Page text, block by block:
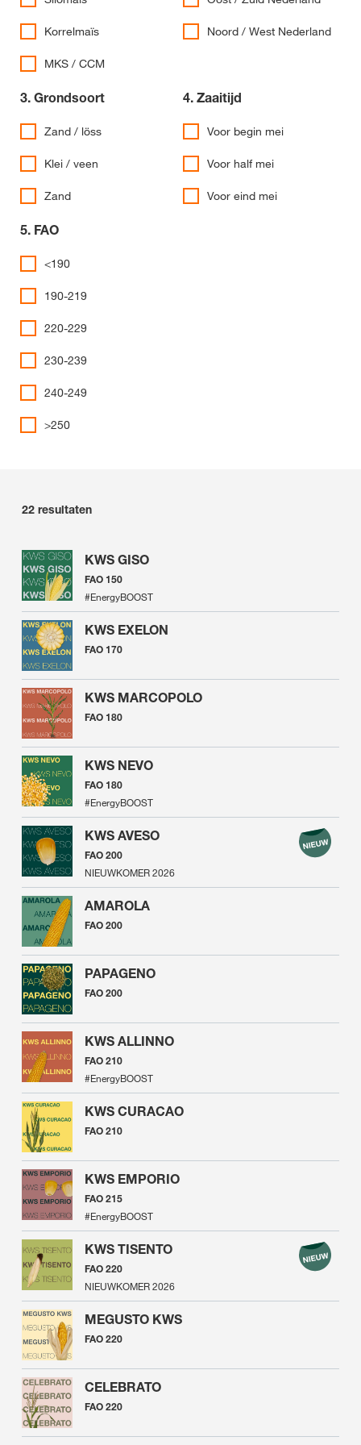
Korrelmaïs
MKS / CCM
Noord / West Nederland
3. Grondsoort
Zand / löss
Klei / veen
Zand
4. Zaaitijd
Voor begin mei
Voor half mei
Voor eind mei
5. FAO
<190
190-219
220-229
230-239
240-249
>250
22 resultaten
KWS GISO
FAO 150
#EnergyBOOST
KWS EXELON
FAO 170
KWS MARCOPOLO
FAO 180
KWS NEVO
FAO 180
#EnergyBOOST
KWS AVESO
FAO 200
NIEUWKOMER 2026
AMAROLA
FAO 200
PAPAGENO
FAO 200
KWS ALLINNO
FAO 210
#EnergyBOOST
KWS CURACAO
FAO 210
KWS EMPORIO
FAO 215
#EnergyBOOST
KWS TISENTO
FAO 220
NIEUWKOMER 2026
MEGUSTO KWS
FAO 220
CELEBRATO
FAO 220